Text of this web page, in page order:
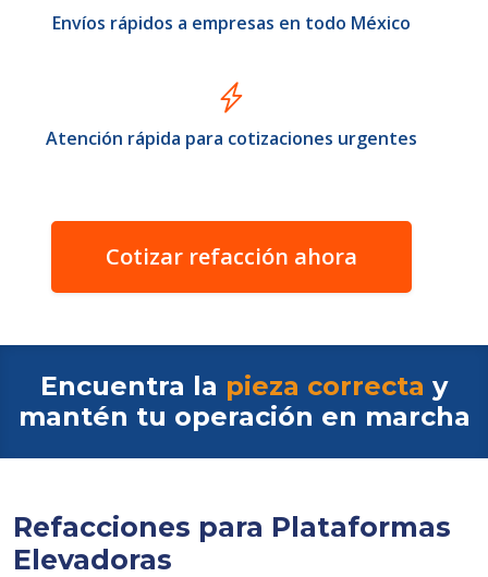
Envíos rápidos a empresas en todo México
Atención rápida para cotizaciones urgentes
Cotizar refacción ahora
Encuentra la pieza correcta y
mantén tu operación en marcha
Refacciones para Plataformas
Elevadoras